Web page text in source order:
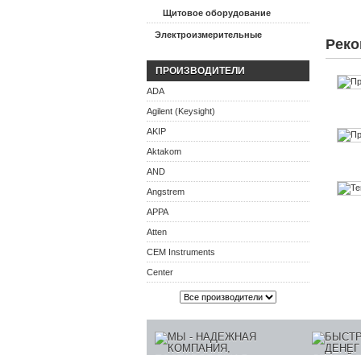
Щитовое оборудование
Электроизмерительные
ПРОИЗВОДИТЕЛИ
ADA
Agilent (Keysight)
AKIP
Aktakom
AND
Angstrem
APPA
Atten
CEM Instruments
Center